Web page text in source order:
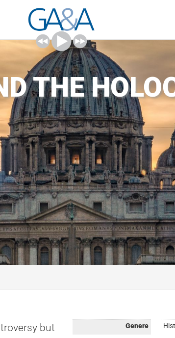
THE
but
Genere